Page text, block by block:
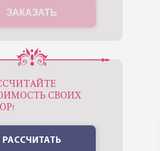
ЗАКАЗАТЬ
СВОИХ
РАССЧИТАТЬ